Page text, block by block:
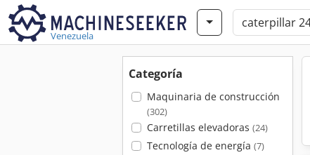
Venezuela
Categoría
Maquinaria de construcción
(302)
Carretillas elevadoras (24)
Tecnología de energía (7)